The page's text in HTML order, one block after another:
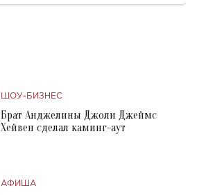
ШОУ-БИЗНЕС
Брат Анджелины Джоли Джеймс
Хейвен сделал каминг-аут
АФИША